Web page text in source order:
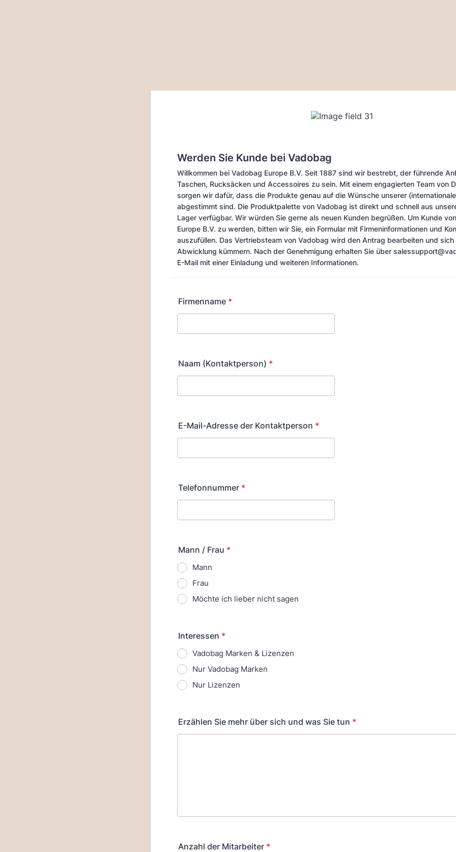
Werden Sie Kunde bei Vadobag
Willkommen bei Vadobag Europe B.V. Seit 1887 sind wir bestrebt, der führende
Taschen, Rucksäcken und Accessoires zu sein. Mit einem engagierten Team von
sorgen wir dafür, dass die Produkte genau auf die Wünsche unserer
abgestimmt sind. Die Produktpalette von Vadobag ist direkt und schnell aus
Lager verfügbar. Wir würden Sie gerne als neuen Kunden begrüßen. Um Kunde
Europe B.V. zu werden, bitten wir Sie, ein Formular mit Firmeninformationen und
auszufüllen. Das Vertriebsteam von Vadobag wird den Antrag bearbeiten und
Abwicklung kümmern. Nach der Genehmigung erhalten Sie über
E-Mail mit einer Einladung und weiteren Informationen.
Firmenname *
Naam (Kontaktperson) *
E-Mail-Adresse der Kontaktperson *
Telefonnummer *
Mann / Frau *
Mann
Frau
Möchte ich lieber nicht sagen
Interessen *
Vadobag Marken & Lizenzen
Nur Vadobag Marken
Nur Lizenzen
Erzählen Sie mehr über sich und was Sie tun *
Anzahl der Mitarbeiter *